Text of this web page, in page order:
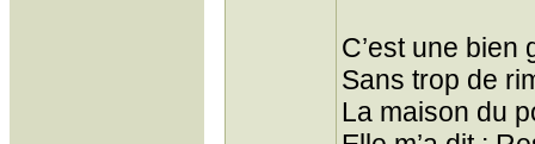
C’est une bien
Sans trop de
La maison du